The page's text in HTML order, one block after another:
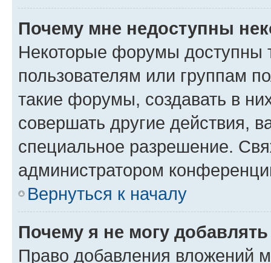
Почему мне недоступны
Некоторые форумы доступны
пользователям или группам
такие форумы, создавать в
совершать другие действия,
специальное разрешение.
администратором
Вернуться к началу
Почему я не могу
Право добавления вложений